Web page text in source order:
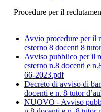
Procedure per il
Avvio procedure per il
esterno 8 docenti 8
Avviso pubblico per il
esterno n.8 docenti e
66-2023.pdf
Decreto di avviso di
docenti e n. 8 tutor
NUOVO - Avviso